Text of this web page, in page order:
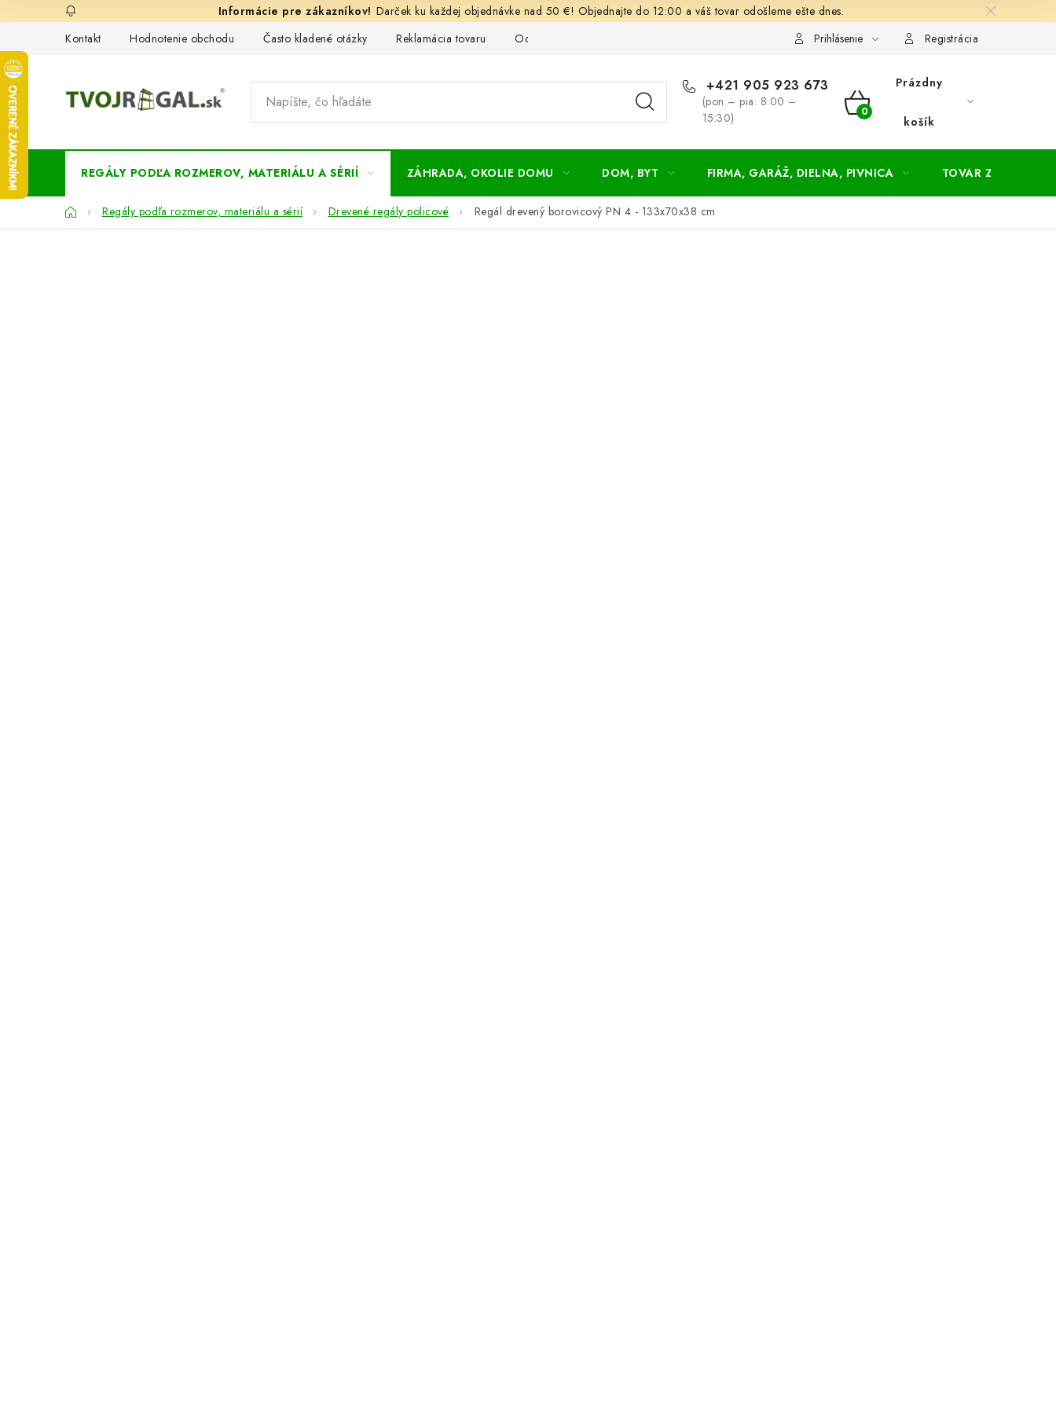
na
Darček ku každej objednávke nad 50 €! Objednajte do 12:00 a váš tovar odošleme ešte dnes.
Kontakt
Hodnotenie obchodu Často kladené otázky Reklamácia tovaru Odstúpenie od kúpnej zmluvy Obchodné a dodacie podmienky Zásady ochrany osobných údajov
Prihlásenie Registrácia
+421 905 923 673
(pon – pia: 8:00 –
15:30)
NÁKUPNÝ
Prázdny
košík
REGÁLY PODĽA ROZMEROV, MATERIÁLU A SÉRIÍ ZÁHRADA, OKOLIE DOMU DOM, BYT FIRMA, GARÁŽ, DIELNA, PIVNICA TOVAR ZA
DomovRegály podľa rozmerov, materiálu a sérií Drevené regály policové Regál drevený borovicový PN 4 - 133x70x38 cm